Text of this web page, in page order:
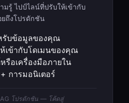
มรู้ ไปป์ไลน์ที่ปรับให้เข้ากับ
ถึงโปรดักชัน
รับข้อมูลของคุณ
เข้ากับโดเมนของคุณ
อเครื่องมือภายใน
การมอนิเตอร์
โปรดักชัน — โค้ดสู่